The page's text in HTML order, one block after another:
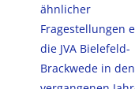
ähnlicher
Fragestellungen
die JVA Bielefeld-
Brackwede in den